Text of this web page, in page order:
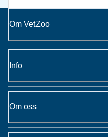
Om VetZoo
Info
Om oss